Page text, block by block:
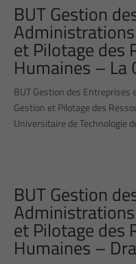
BUT Gestion
et Pilotage des
Humaines – La
BUT Gestion des
Gestion et Pilotage des
Universitaire de Technologie
BUT Gestion
et Pilotage des
Humaines –